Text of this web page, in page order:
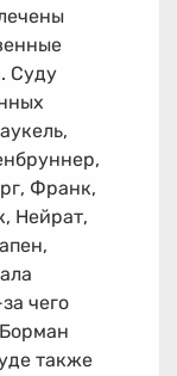
Суду
Франк,
Нейрат,
чего
также